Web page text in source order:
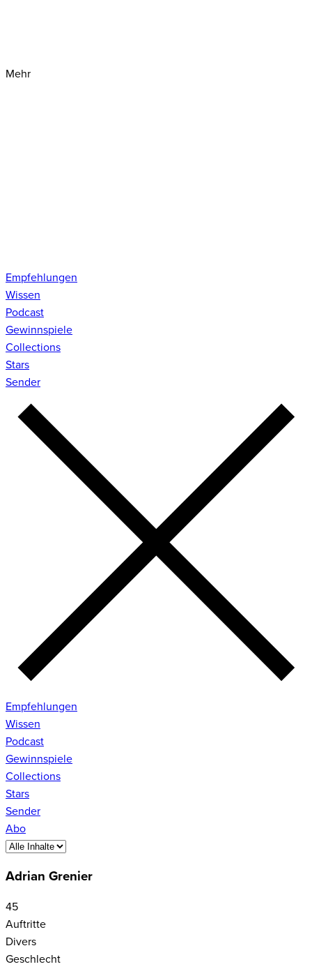
Mehr
Empfehlungen
Wissen
Podcast
Gewinnspiele
Collections
Stars
Sender
Empfehlungen
Wissen
Podcast
Gewinnspiele
Collections
Stars
Sender
Abo
Adrian Grenier
45
Auftritte
Divers
Geschlecht